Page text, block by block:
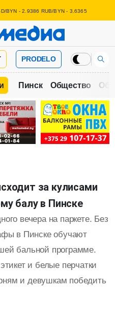
BYN - 2.9386 RUB/BYN - 3.6365
PRODELO
Пинск Общество
за кулисами
балу в Пинске
вечера на паркете. Без
в Пинске обучают
бальной программе.
и белые перчатки
и девушкам победить